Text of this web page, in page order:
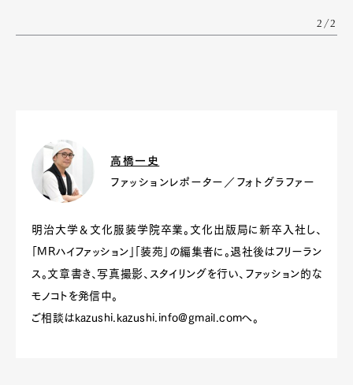
Art&DesignWatch
Gourmet Cars
Pen Membership
Official Columnist
Contact
2/2
高橋一史
ファッションレポーター／フォトグラファー
明治大学＆文化服装学院卒業。文化出版局に新卒入社し、
「MRハイファッション」「装苑」の編集者に。退社後はフリーラン
ス。文章書き、写真撮影、スタイリングを行い、ファッション的な
モノコトを発信中。
ご相談は kazushi.kazushi.info@gmail.comへ。